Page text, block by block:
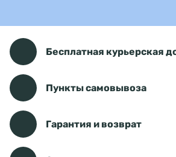
Бесплатная курьерская
Пункты самовывоза
Гарантия и возврат